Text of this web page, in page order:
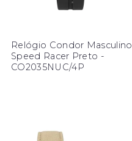
Relógio Condor Masculino
Speed Racer Preto -
CO2035NUC/4P